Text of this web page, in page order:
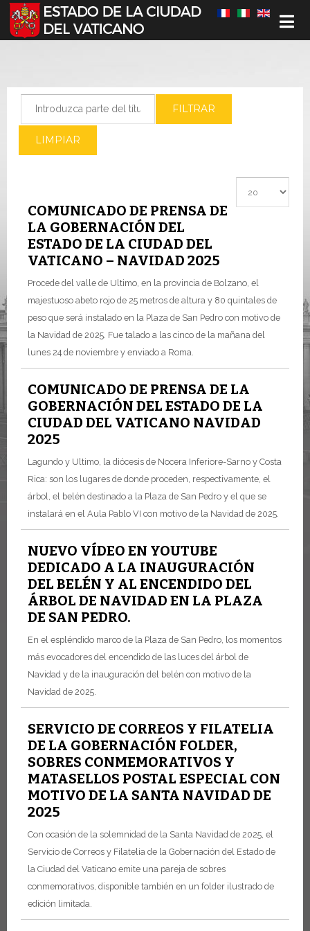
Seleccione su idioma
FILTRAR
LIMPIAR
COMUNICADO DE PRENSA DE
LA GOBERNACIÓN DEL
ESTADO DE LA CIUDAD DEL
VATICANO – NAVIDAD 2025
Procede del valle de Ultimo, en la provincia de Bolzano, el
majestuoso abeto rojo de 25 metros de altura y 80 quintales de
peso que será instalado en la Plaza de San Pedro con motivo de
la Navidad de 2025. Fue talado a las cinco de la mañana del
lunes 24 de noviembre y enviado a Roma.
COMUNICADO DE PRENSA DE LA
GOBERNACIÓN DEL ESTADO DE LA
CIUDAD DEL VATICANO NAVIDAD
2025
Lagundo y Ultimo, la diócesis de Nocera Inferiore-Sarno y Costa
Rica: son los lugares de donde proceden, respectivamente, el
árbol, el belén destinado a la Plaza de San Pedro y el que se
instalará en el Aula Pablo VI con motivo de la Navidad de 2025.
NUEVO VÍDEO EN YOUTUBE
DEDICADO A LA INAUGURACIÓN
DEL BELÉN Y AL ENCENDIDO DEL
ÁRBOL DE NAVIDAD EN LA PLAZA
DE SAN PEDRO.
En el espléndido marco de la Plaza de San Pedro, los momentos
más evocadores del encendido de las luces del árbol de
Navidad y de la inauguración del belén con motivo de la
Navidad de 2025.
SERVICIO DE CORREOS Y FILATELIA
DE LA GOBERNACIÓN FOLDER,
SOBRES CONMEMORATIVOS Y
MATASELLOS POSTAL ESPECIAL CON
MOTIVO DE LA SANTA NAVIDAD DE
2025
Con ocasión de la solemnidad de la Santa Navidad de 2025, el
Servicio de Correos y Filatelia de la Gobernación del Estado de
la Ciudad del Vaticano emite una pareja de sobres
conmemorativos, disponible también en un folder ilustrado de
edición limitada.